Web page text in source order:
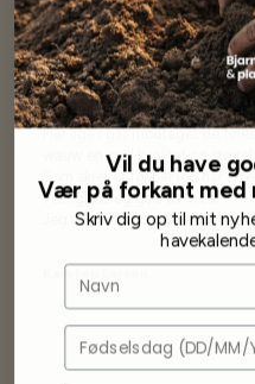
Har altid kun mødt god
Har lige i går modtaget de
wauw en god kvalitet og
Som skrevet før når jeg har
venlighed og god service.
Jeg vil klart anbefale andre at
Karsten Larsen
Vil du have
Vær på forkant med
Skriv dig op til mit
Navn
Fødselsdag